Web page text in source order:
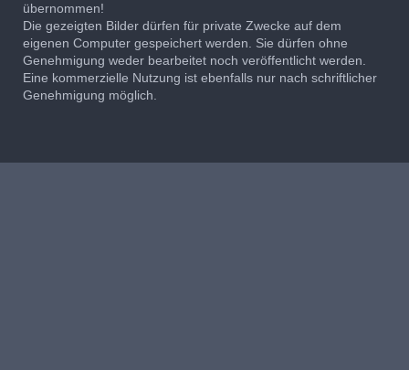
übernommen!
Die gezeigten Bilder dürfen für private Zwecke auf dem
eigenen Computer gespeichert werden. Sie dürfen ohne
Genehmigung weder bearbeitet noch veröffentlicht werden.
Eine kommerzielle Nutzung ist ebenfalls nur nach schriftlicher
Genehmigung möglich.